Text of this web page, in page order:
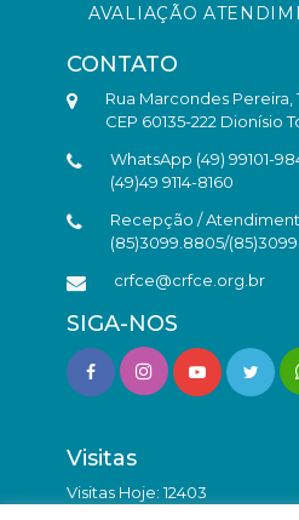
AVALIAÇÃO
CONTATO
Rua Marcondes Pereira,
CEP 60135-222 Dionísio
WhatsApp (49) 99101-
(49)49 9114-8160
Recepção /
(85)3099.8805/
crfce@crfce.org.br
SIGA-NOS
Visitas
Visitas Hoje: 12403